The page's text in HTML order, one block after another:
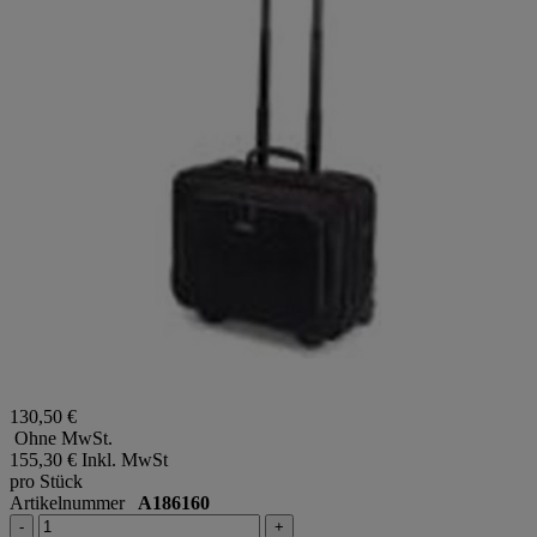
130,50 €
Ohne MwSt.
155,30 € Inkl. MwSt
pro Stück
Artikelnummer A186160
- +